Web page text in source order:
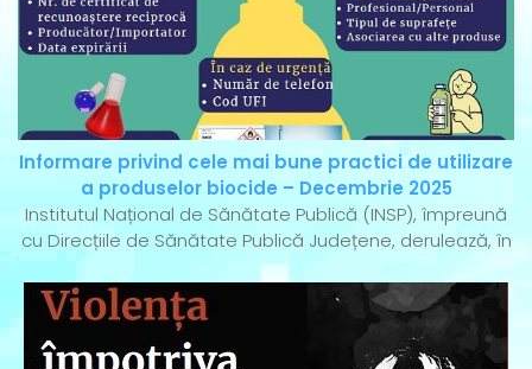
Informare privind cele mai bune practici de utilizare
a produselor biocide – Decembrie 2025
Institutul Național de Sănătate Publică (INSP), împreună
cu Direcțiile de Sănătate Publică Județene, derulează, în